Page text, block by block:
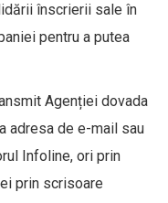
înscrierii sale în
pentru a putea
Agenției dovada
adresa de e-mail sau
Infoline, ori prin
prin scrisoare